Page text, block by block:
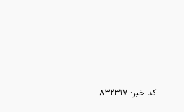
کد خبر: ۸۳۲۳۱۷